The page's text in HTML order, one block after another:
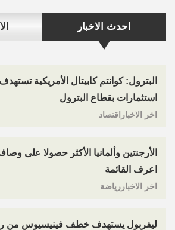
احدث الاخبار
البترول: كوانتم كابيتال الأمريكية
استثمارات بقطاع البترول
اخر الاخباراقتصاد
الأرجنتين وألمانيا الأكثر حصولا على
اعرف القائمة
اخر الاخباررياضة
ليفربول يستهدف خطف فينيسيوس من